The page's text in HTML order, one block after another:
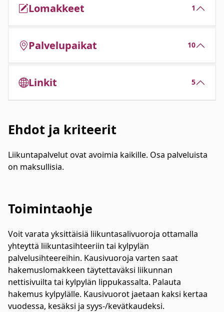
Lomakkeet 1
Palvelupaikat 10
Linkit 5
Ehdot ja kriteerit
Liikuntapalvelut ovat avoimia kaikille. Osa palveluista
on maksullisia.
Toimintaohje
Voit varata yksittäisiä liikuntasalivuoroja ottamalla
yhteyttä liikuntasihteeriin tai kylpylän
palvelusihteereihin. Kausivuoroja varten saat
hakemuslomakkeen täytettaväksi liikunnan
nettisivuilta tai kylpylän lippukassalta. Palauta
hakemus kylpylälle. Kausivuorot jaetaan kaksi kertaa
vuodessa, kesäksi ja syys-/kevätkaudeksi.